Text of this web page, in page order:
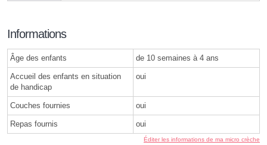
Informations
Âge des enfants de 10 semaines à 4 ans
Accueil des enfants en situation
de handicap
oui
Couches fournies oui
Repas fournis oui
Éditer les informations de ma micro crèche